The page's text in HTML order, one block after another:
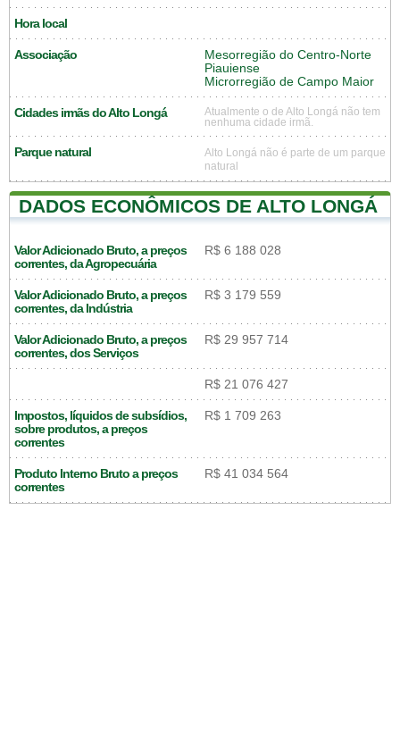
Hora local
Associação
Mesorregião do Centro-Norte
Piauiense
Microrregião de Campo Maior
Cidades irmãs do Alto Longá
Atualmente o de Alto Longá não tem
nenhuma cidade irmã.
Parque natural
Alto Longá não é parte de um parque
natural
DADOS ECONÔMICOS DE ALTO LONGÁ
Valor Adicionado Bruto, a preços
correntes, da Agropecuária
R$ 6 188 028
Valor Adicionado Bruto, a preços
correntes, da Indústria
R$ 3 179 559
Valor Adicionado Bruto, a preços
correntes, dos Serviços
R$ 29 957 714
R$ 21 076 427
Impostos, líquidos de subsídios,
sobre produtos, a preços
correntes
R$ 1 709 263
Produto Interno Bruto a preços
correntes
R$ 41 034 564